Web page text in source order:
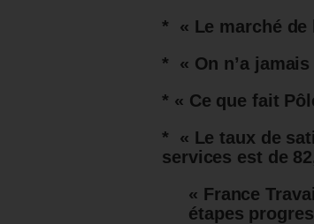
* « Le marché de
* « On n’a
* « Ce que fait
* « Le taux de
services est de
« France
étapes